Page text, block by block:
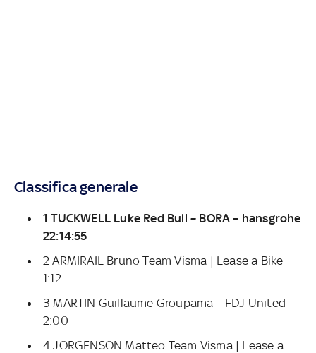
Classifica generale
1 TUCKWELL Luke Red Bull – BORA – hansgrohe
22:14:55
2 ARMIRAIL Bruno Team Visma | Lease a Bike
1:12
3 MARTIN Guillaume Groupama – FDJ United
2:00
4 JORGENSON Matteo Team Visma | Lease a